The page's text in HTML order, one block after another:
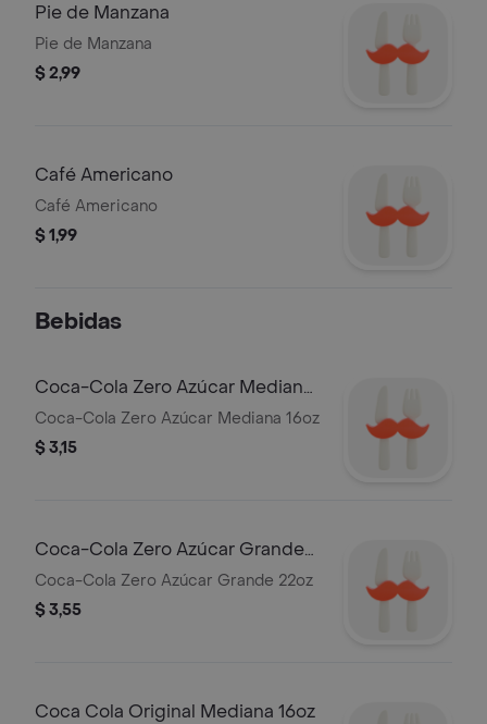
Pie de Manzana
Pie de Manzana
$ 2,99
Café Americano
Café Americano
$ 1,99
Bebidas
Coca-Cola Zero Azúcar Mediana
16oz
Coca-Cola Zero Azúcar Mediana 16oz
$ 3,15
Coca-Cola Zero Azúcar Grande
22oz
Coca-Cola Zero Azúcar Grande 22oz
$ 3,55
Coca Cola Original Mediana 16oz